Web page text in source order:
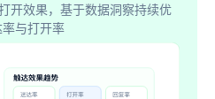
开效果，基于数据洞察持续优
与打开率